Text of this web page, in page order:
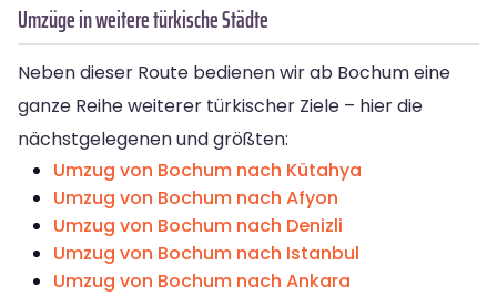
Umzüge in weitere türkische Städte
Neben dieser Route bedienen wir ab Bochum eine
ganze Reihe weiterer türkischer Ziele – hier die
nächstgelegenen und größten:
Umzug von Bochum nach Kütahya
Umzug von Bochum nach Afyon
Umzug von Bochum nach Denizli
Umzug von Bochum nach Istanbul
Umzug von Bochum nach Ankara